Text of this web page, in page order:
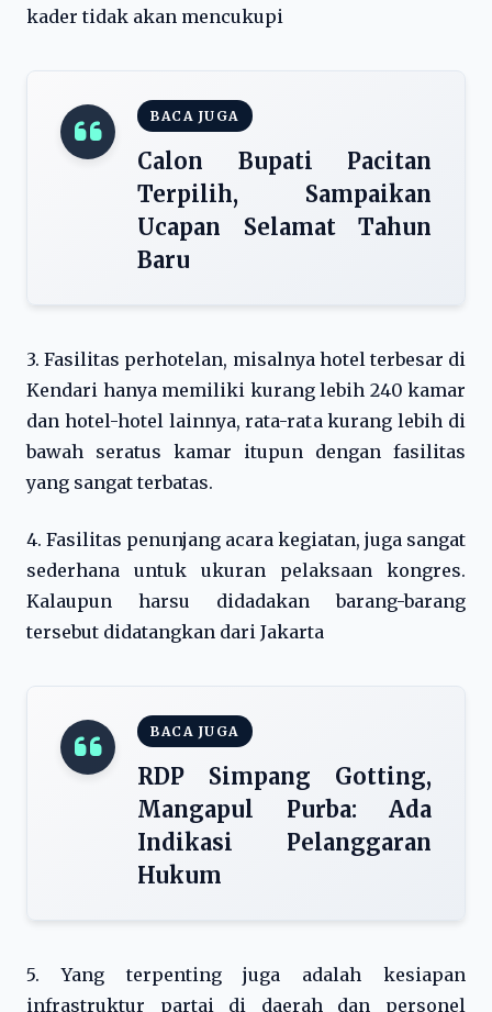
kader tidak akan mencukupi
BACA JUGA
Calon Bupati Pacitan
Terpilih, Sampaikan
Ucapan Selamat Tahun
Baru
3. Fasilitas perhotelan, misalnya hotel terbesar di
Kendari hanya memiliki kurang lebih 240 kamar
dan hotel-hotel lainnya, rata-rata kurang lebih di
bawah seratus kamar itupun dengan fasilitas
yang sangat terbatas.
4. Fasilitas penunjang acara kegiatan, juga sangat
sederhana untuk ukuran pelaksaan kongres.
Kalaupun harsu didadakan barang-barang
tersebut didatangkan dari Jakarta
BACA JUGA
RDP Simpang Gotting,
Mangapul Purba: Ada
Indikasi Pelanggaran
Hukum
5. Yang terpenting juga adalah kesiapan
infrastruktur partai di daerah dan personel